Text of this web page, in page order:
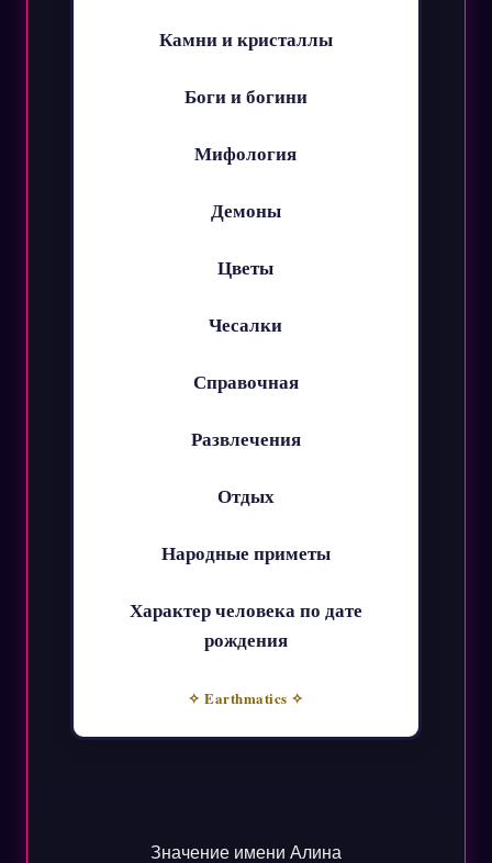
Камни и кристаллы
Боги и богини
Мифология
Демоны
Цветы
Чесалки
Справочная
Развлечения
Отдых
Народные приметы
Характер человека по дате
рождения
✧ Earthmatics ✧
Значение имени Алина